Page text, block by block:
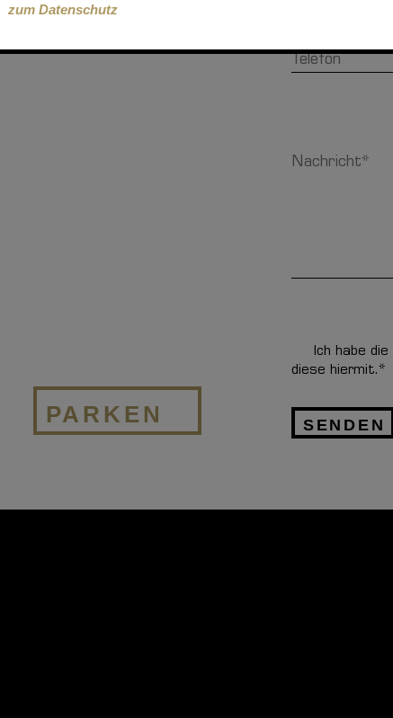
PARKEN
Ich habe die
diese hiermit.*
zum Datenschutz